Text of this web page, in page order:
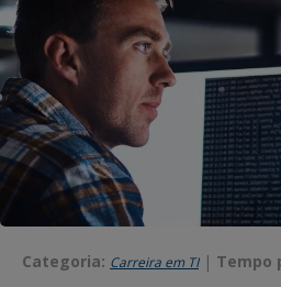
Categoria: Carreira em TI | Tempo